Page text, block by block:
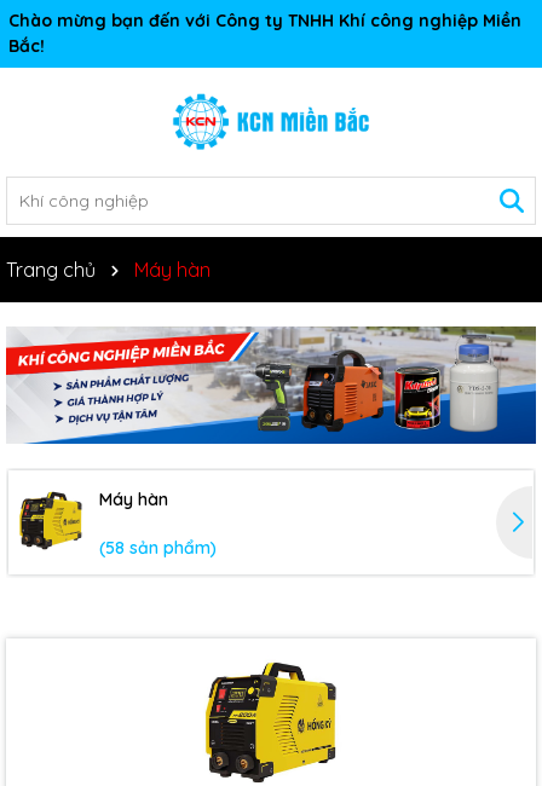
Chào mừng bạn đến với Công ty TNHH Khí công nghiệp Miền
Bắc!
Trang chủ Máy hàn
Máy hàn
(58 sản phẩm)